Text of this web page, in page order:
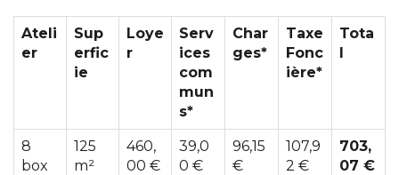
Ateli
er
Sup
erfic
ie
Loye
r
Serv
ices
com
mun
s*
Char
ges*
Taxe
Fonc
ière*
Tota
l
8
box
125
m²
460,
00 €
39,0
0 €
96,15
€
107,9
2 €
703,
07 €